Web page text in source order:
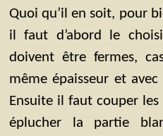
Quoi qu’il en soit, pour
il faut d’abord le
doivent être fermes,
même épaisseur et avec
Ensuite il faut couper
éplucher la partie